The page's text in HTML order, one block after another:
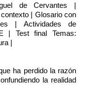
de Cervantes |
| Glosario con
| Actividades de
| Test final Temas:
|
ha perdido la razón
la realidad